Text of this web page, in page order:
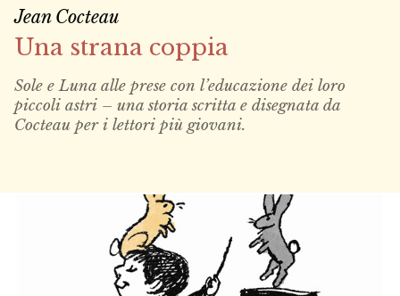
Jean Cocteau
Una strana coppia
Sole e Luna alle prese con l’educazione dei loro
piccoli astri – una storia scritta e disegnata da
Cocteau per i lettori più giovani.